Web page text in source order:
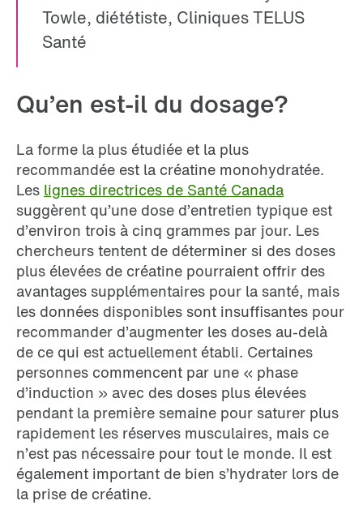
Towle, diététiste, Cliniques TELUS
Santé
Qu’en est-il du dosage?
La forme la plus étudiée et la plus
recommandée est la créatine monohydratée.
Les lignes directrices de Santé Canada
suggèrent qu’une dose d’entretien typique est
d’environ trois à cinq grammes par jour. Les
chercheurs tentent de déterminer si des doses
plus élevées de créatine pourraient offrir des
avantages supplémentaires pour la santé, mais
les données disponibles sont insuffisantes pour
recommander d’augmenter les doses au-delà
de ce qui est actuellement établi. Certaines
personnes commencent par une « phase
d’induction » avec des doses plus élevées
pendant la première semaine pour saturer plus
rapidement les réserves musculaires, mais ce
n’est pas nécessaire pour tout le monde. Il est
également important de bien s’hydrater lors de
la prise de créatine.